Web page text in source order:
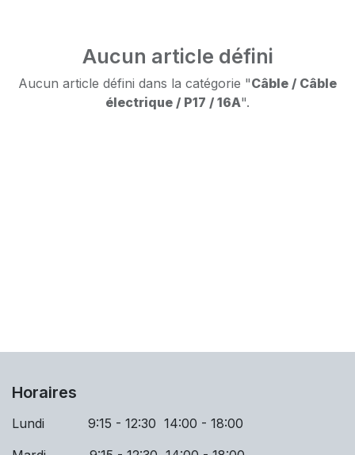
Aucun article défini
Aucun article défini dans la catégorie "Câble / Câble
électrique / P17 / 16A".
Horaires
Lundi 9:15 - 12:30 14:00 - 18:00